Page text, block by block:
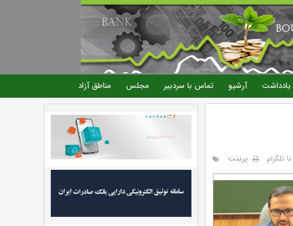
یادداشت آرشیو تماس با سردبیر مجلس مناطق آزاد
تلگرام پرینت